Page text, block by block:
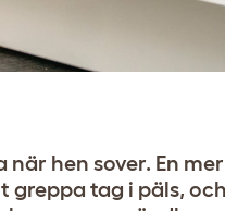
hen sover. En
tag i päls,